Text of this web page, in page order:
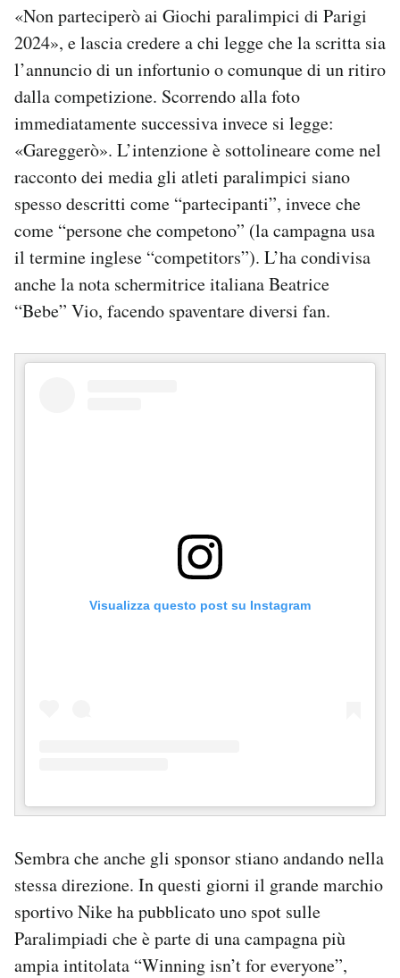
«Non parteciperò ai Giochi paralimpici di Parigi
2024», e lascia credere a chi legge che la scritta sia
l’annuncio di un infortunio o comunque di un ritiro
dalla competizione. Scorrendo alla foto
immediatamente successiva invece si legge:
«Gareggerò». L’intenzione è sottolineare come nel
racconto dei media gli atleti paralimpici siano
spesso descritti come “partecipanti”, invece che
come “persone che competono” (la campagna usa
il termine inglese “competitors”). L’ha condivisa
anche la nota schermitrice italiana Beatrice
“Bebe” Vio, facendo spaventare diversi fan.
Visualizza questo post su Instagram
Sembra che anche gli sponsor stiano andando nella
stessa direzione. In questi giorni il grande marchio
sportivo Nike ha pubblicato uno spot sulle
Paralimpiadi che è parte di una campagna più
ampia intitolata “Winning isn’t for everyone”,